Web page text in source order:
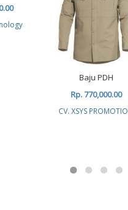
Baju PDH
Rp. 770,000.00
CV. XSYS